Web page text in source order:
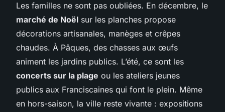
Les familles ne sont pas oubliées. En décembre, le
marché de Noël sur les planches propose
décorations artisanales, manèges et crêpes
chaudes. À Pâques, des chasses aux œufs
animent les jardins publics. L’été, ce sont les
concerts sur la plage ou les ateliers jeunes
publics aux Franciscaines qui font le plein. Même
en hors-saison, la ville reste vivante : expositions